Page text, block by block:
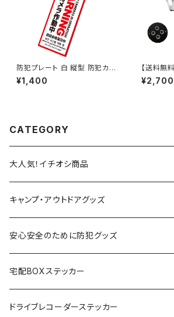
防犯プレート 白 縦型 防犯カメ
ラ作動中 多言語対応 OS-292
オンサプライ(On SUPPLY)
¥1,400
【送料無
サーライ
センサー
¥2,700
CATEGORY
大人気！イチオシ商品
キャンプ・アウトドアグッズ
安心安全のために防犯グッズ
宅配BOXステッカー
ドライブレコーダーステッカー